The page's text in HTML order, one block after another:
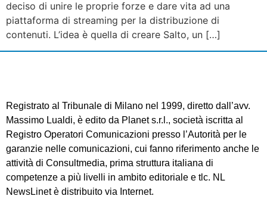
deciso di unire le proprie forze e dare vita ad una
piattaforma di streaming per la distribuzione di
contenuti. L’idea è quella di creare Salto, un […]
Registrato al Tribunale di Milano nel 1999, diretto dall’avv.
Massimo Lualdi, è edito da Planet s.r.l., società iscritta al
Registro Operatori Comunicazioni presso l’Autorità per le
garanzie nelle comunicazioni, cui fanno riferimento anche le
attività di Consultmedia, prima struttura italiana di
competenze a più livelli in ambito editoriale e tlc. NL
NewsLinet è distribuito via Internet.